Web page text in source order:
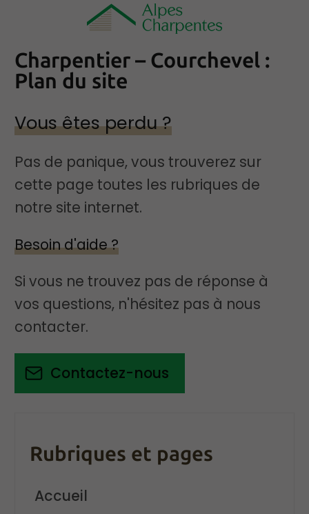
Charpentier – Courchevel :
Plan du site
Vous êtes perdu ?
Pas de panique, vous trouverez sur
cette page toutes les rubriques de
notre site internet.​​
Besoin d'aide ?
Si vous ne trouvez pas de réponse à
vos questions, n'hésitez pas à nous
contacter.
Contactez-nous
Rubriques et pages
Accueil